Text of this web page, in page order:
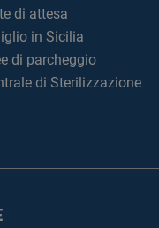
di attesa
in Sicilia
di parcheggio
di Sterilizzazione